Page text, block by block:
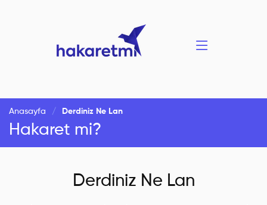
Anasayfa Derdiniz Ne Lan
Hakaret mi?
Derdiniz Ne Lan